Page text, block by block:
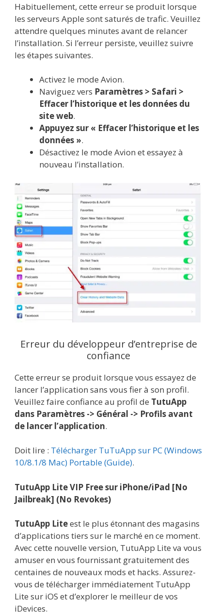
Habituellement, cette erreur se produit lorsque
les serveurs Apple sont saturés de trafic. Veuillez
attendre quelques minutes avant de relancer
l’installation. Si l’erreur persiste, veuillez suivre
les étapes suivantes.
Activez le mode Avion.
Naviguez vers Paramètres > Safari >
Effacer l’historique et les données du
site web.
Appuyez sur « Effacer l’historique et les
données ».
Désactivez le mode Avion et essayez à
nouveau l’installation.
Erreur du développeur d’entreprise de
confiance
Cette erreur se produit lorsque vous essayez de
lancer l’application sans vous fier à son profil.
Veuillez faire confiance au profil de TutuApp
dans Paramètres -> Général -> Profils avant
de lancer l’application.
Doit lire : Télécharger TuTuApp sur PC (Windows
10/8.1/8 Mac) Portable (Guide).
TutuApp Lite VIP Free sur iPhone/iPad [No
Jailbreak] (No Revokes)
TutuApp Liteest le plus étonnant des magasins
d’applications tiers sur le marché en ce moment.
Avec cette nouvelle version, TutuApp Lite va vous
amuser en vous fournissant gratuitement des
centaines de nouveaux mods et hacks. Assurez-
vous de télécharger immédiatement TutuApp
Lite sur iOS et d’explorer le meilleur de vos
iDevices.